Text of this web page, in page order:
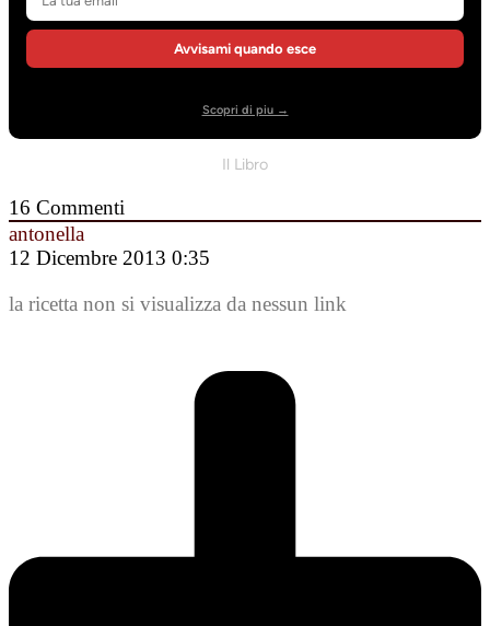
Avvisami quando esce
Scopri di piu →
Il Libro
16 Commenti
antonella
12 Dicembre 2013 0:35
la ricetta non si visualizza da nessun link